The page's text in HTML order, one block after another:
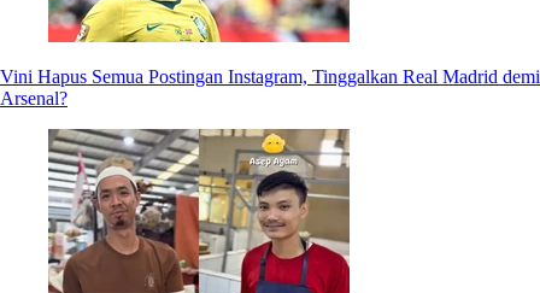
Vini Hapus Semua Postingan Instagram, Tinggalkan Real Madrid demi
Arsenal?